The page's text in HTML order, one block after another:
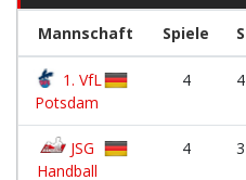
Mannschaft Spiele S
1. VfL
Potsdam
4 4
JSG
Handball
4 3